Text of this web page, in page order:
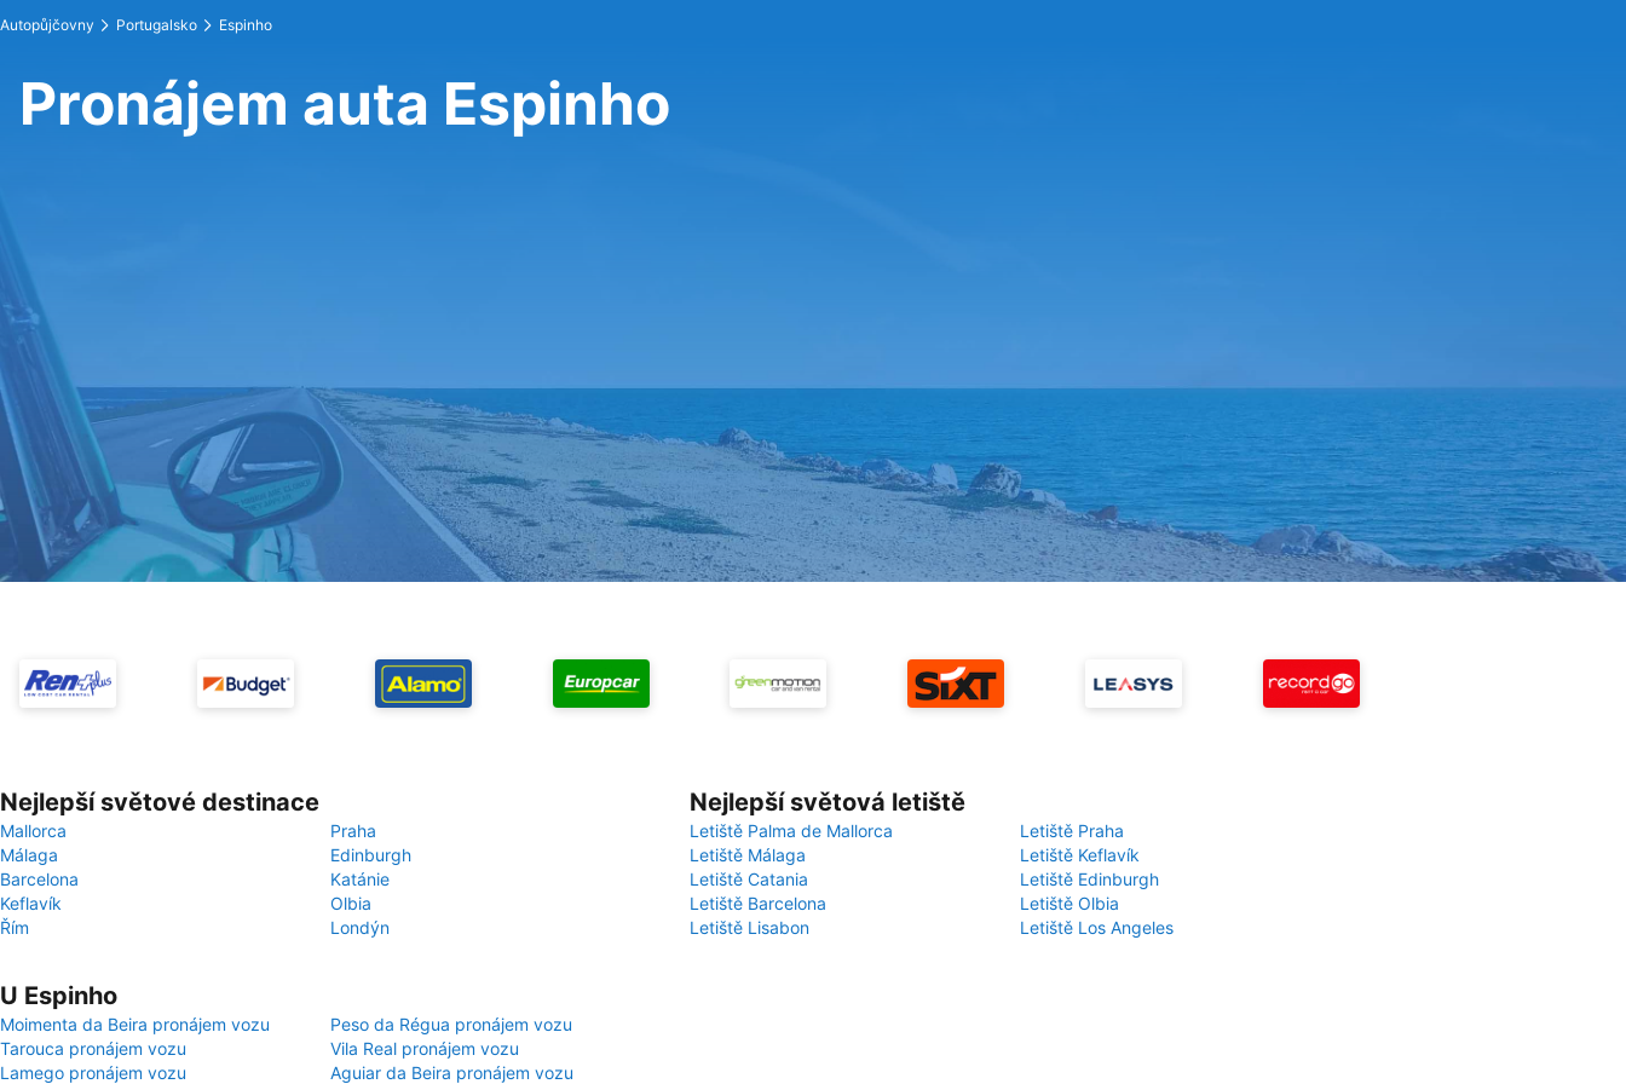
Autopůjčovny Portugalsko Espinho
Pronájem auta Espinho
Nejlepší světové destinace
Mallorca
Praha
Málaga
Edinburgh
Barcelona
Katánie
Keflavík
Olbia
Řím
Londýn
Nejlepší světová letiště
Letiště Palma de Mallorca
Letiště Praha
Letiště Málaga
Letiště Keflavík
Letiště Catania
Letiště Edinburgh
Letiště Barcelona
Letiště Olbia
Letiště Lisabon
Letiště Los Angeles
U Espinho
Moimenta da Beira pronájem vozu
Peso da Régua pronájem vozu
Tarouca pronájem vozu
Vila Real pronájem vozu
Lamego pronájem vozu
Aguiar da Beira pronájem vozu